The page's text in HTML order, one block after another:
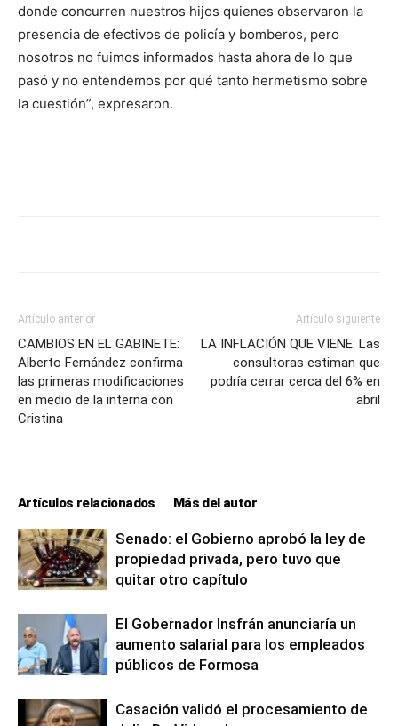
donde concurren nuestros hijos quienes observaron la
presencia de efectivos de policía y bomberos, pero
nosotros no fuimos informados hasta ahora de lo que
pasó y no entendemos por qué tanto hermetismo sobre
la cuestión”, expresaron.
Artículo anterior
CAMBIOS EN EL GABINETE:
Alberto Fernández confirma
las primeras modificaciones
en medio de la interna con
Cristina
Artículo siguiente
LA INFLACIÓN QUE VIENE: Las
consultoras estiman que
podría cerrar cerca del 6% en
abril
Artículos relacionados Más del autor
Senado: el Gobierno aprobó la ley de
propiedad privada, pero tuvo que
quitar otro capítulo
El Gobernador Insfrán anunciaría un
aumento salarial para los empleados
públicos de Formosa
Casación validó el procesamiento de